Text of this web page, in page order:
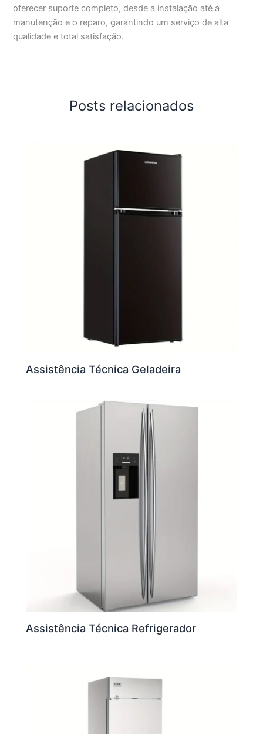
oferecer suporte completo, desde a instalação até a
manutenção e o reparo, garantindo um serviço de alta
qualidade e total satisfação.
Posts relacionados
Assistência Técnica Geladeira
Assistência Técnica Refrigerador